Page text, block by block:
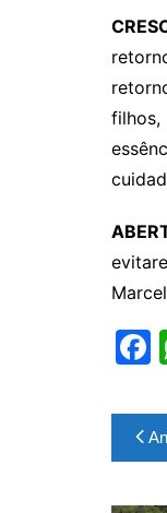
filhos,
de